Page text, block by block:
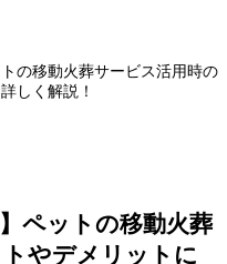
の移動火葬サービス活用時の
しく解説！
ペットの移動火葬
やデメリットに